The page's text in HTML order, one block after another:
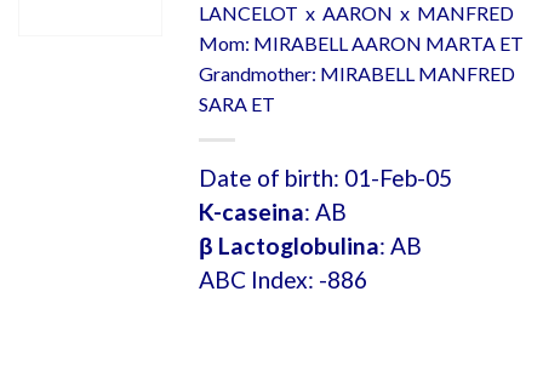
LANCELOT x AARON x MANFRED
Mom: MIRABELL AARON MARTA ET
Grandmother: MIRABELL MANFRED
SARA ET
Date of birth: 01-Feb-05
K-caseina: AB
β Lactoglobulina: AB
ABC Index: -886